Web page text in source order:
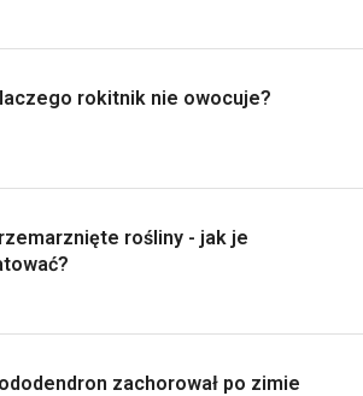
rokitnik nie owocuje?
rośliny - jak je
zachorował po zimie